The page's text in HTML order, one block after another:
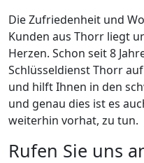
Die Zufriedenheit und
Kunden aus Thorr liegt
Herzen. Schon seit 8
Schlüsseldienst Thorr
und hilft Ihnen in den
und genau dies ist es
weiterhin vorhat, zu tun.
Rufen Sie uns